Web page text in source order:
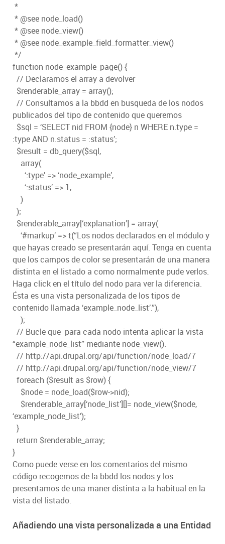
*
* @see node_load()
* @see node_view()
* @see node_example_field_formatter_view()
*/
function node_example_page() {
// Declaramos el array a devolver
$renderable_array = array();
// Consultamos a la bbdd en busqueda de los nodos
publicados del tipo de contenido que queremos
$sql = ‘SELECT nid FROM {node} n WHERE n.type =
:type AND n.status = :status’;
$result = db_query($sql,
array(
‘:type’ => ‘node_example’,
‘:status’ => 1,
)
);
$renderable_array[‘explanation’] = array(
‘#markup’ => t(“Los nodos declarados en el módulo y
que hayas creado se presentarán aquí. Tenga en cuenta
que los campos de color se presentarán de una manera
distinta en el listado a como normalmente pude verlos.
Haga click en el título del nodo para ver la diferencia.
Ésta es una vista personalizada de los tipos de
contenido llamada ‘example_node_list’.”),
);
// Bucle que para cada nodo intenta aplicar la vista
“example_node_list” mediante node_view().
// http://api.drupal.org/api/function/node_load/7
// http://api.drupal.org/api/function/node_view/7
foreach ($result as $row) {
$node = node_load($row->nid);
$renderable_array[‘node_list’][]= node_view($node,
‘example_node_list’);
}
return $renderable_array;
}
Como puede verse en los comentarios del mismo
código recogemos de la bbdd los nodos y los
presentamos de una maner distinta a la habitual en la
vista del listado.
Añadiendo una vista personalizada a una Entidad